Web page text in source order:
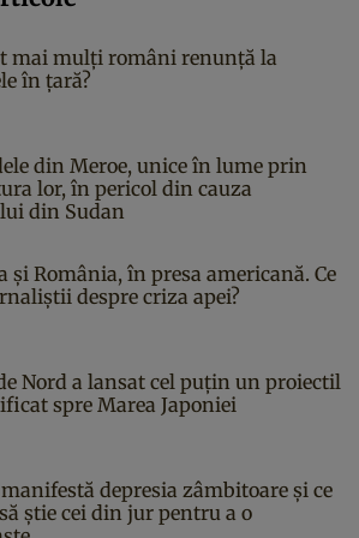
mai mulți români renunță la
în țară?
din Meroe, unice în lume prin
lor, în pericol din cauza
din Sudan
și România, în presa americană. Ce
despre criza apei?
Nord a lansat cel puțin un proiectil
spre Marea Japoniei
depresia zâmbitoare și ce
știe cei din jur pentru a o